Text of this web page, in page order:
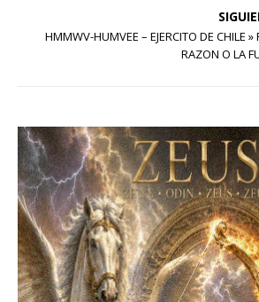
HMMWV-HUMVEE – EJERCITO DE CHILE »
RAZON O LA